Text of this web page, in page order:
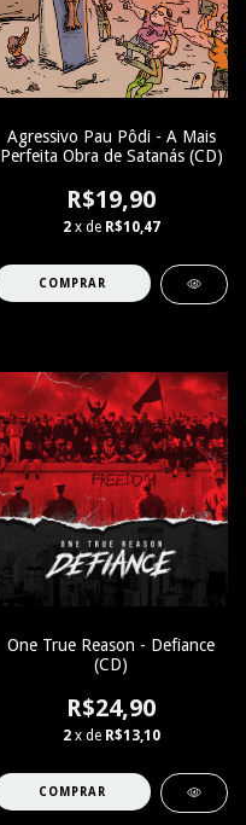
Agressivo Pau Pôdi - A Mais
Perfeita Obra de Satanás (CD)
R$19,90
2 x de R$10,47
One True Reason - Defiance
(CD)
R$24,90
2 x de R$13,10